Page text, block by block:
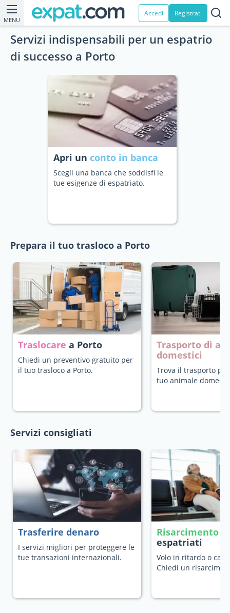
MENU
Accedi Registrati
Servizi indispensabili per un espatrio
di successo a Porto
Apri un conto in banca
Scegli una banca che soddisfi le
tue esigenze di espatriato.
Prepara il tuo trasloco a Porto
Traslocare a Porto
Chiedi un preventivo gratuito per
il tuo trasloco a Porto.
Trasporto di
domestici
Trova il trasporto
tuo animale
Servizi consigliati
Trasferire denaro
I servizi migliori per proteggere le
tue transazioni internazionali.
Risarcimento
espatriati
Volo in ritardo o
Chiedi un